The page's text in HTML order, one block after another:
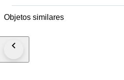
50.7 mm. Grueso: 14.3 mm. Anchura
madera. Documentación completa Precio
Objetos similares